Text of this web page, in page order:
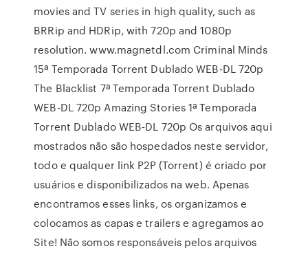
movies and TV series in high quality, such as
BRRip and HDRip, with 720p and 1080p
resolution. www.magnetdl.com Criminal Minds
15ª Temporada Torrent Dublado WEB-DL 720p
The Blacklist 7ª Temporada Torrent Dublado
WEB-DL 720p Amazing Stories 1ª Temporada
Torrent Dublado WEB-DL 720p Os arquivos aqui
mostrados não são hospedados neste servidor,
todo e qualquer link P2P (Torrent) é criado por
usuários e disponibilizados na web. Apenas
encontramos esses links, os organizamos e
colocamos as capas e trailers e agregamos ao
Site! Não somos responsáveis pelos arquivos